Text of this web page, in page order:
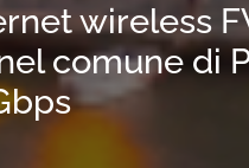
wireless
comune di